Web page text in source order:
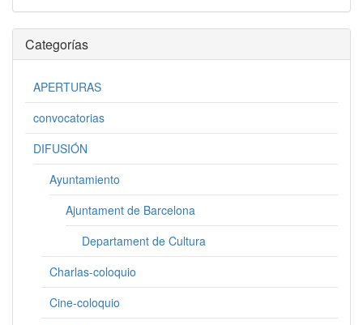
Categorías
APERTURAS
convocatorias
DIFUSIÓN
Ayuntamiento
Ajuntament de Barcelona
Departament de Cultura
Charlas-coloquio
Cine-coloquio